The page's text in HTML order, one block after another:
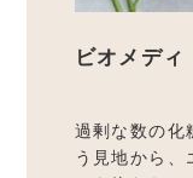
ビオメデ
過剰な数の化
う見地から、